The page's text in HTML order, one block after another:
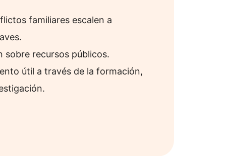
familiares escalen a
sobre recursos públicos.
útil a través de la formación,